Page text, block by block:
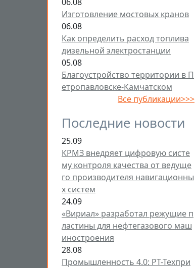
Изготовление мостовых кранов
06.08
Как определить расход топлива
дизельной электростанции
05.08
Благоустройство территории в П
етропавловске-Камчатском
Все публикации>>>
Последние новости
25.09
КРМЗ внедряет цифровую систе
му контроля качества от ведуще
го производителя навигационны
х систем
24.09
«Вириал» разработал режущие п
ластины для нефтегазового маш
иностроения
28.08
Промышленность 4.0: РТ-Техпри